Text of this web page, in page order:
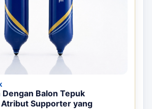
Dengan Balon Tepuk
Atribut Supporter yang